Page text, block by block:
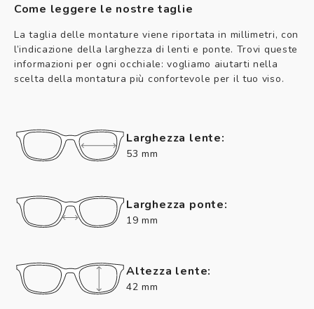
Come leggere le nostre taglie
La taglia delle montature viene riportata in millimetri, con
l’indicazione della larghezza di lenti e ponte. Trovi queste
informazioni per ogni occhiale: vogliamo aiutarti nella
scelta della montatura più confortevole per il tuo viso.
Larghezza lente:
53 mm
Larghezza ponte:
19 mm
Altezza lente:
42 mm